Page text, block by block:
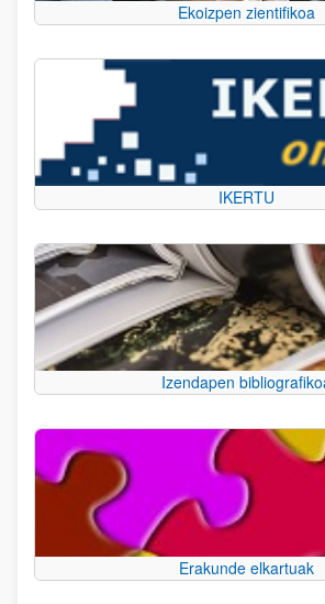
Ekoizpen zientifikoa
IKERTU
Izendapen
Erakunde elkartuak